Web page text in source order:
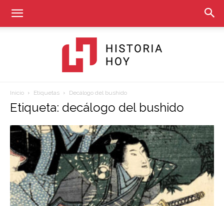
Historia
Hoy
Inicio Etiquetas Decálogo del bushido
Etiqueta: decálogo del bushido